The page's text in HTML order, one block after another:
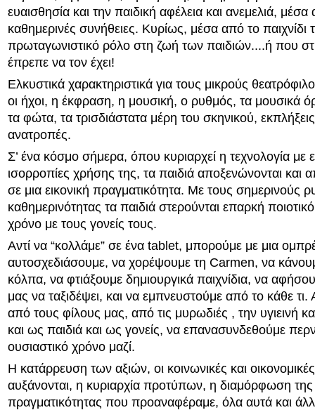
ευαισθησία και την παιδική αφέλεια και ανεμελιά,
καθημερινές συνήθειες. Κυρίως, μέσα από το παιχνίδι
πρωταγωνιστικό ρόλο στη ζωή των παιδιών....ή που
έπρεπε να τον έχει!
Ελκυστικά χαρακτηριστικά για τους μικρούς
οι ήχοι, η έκφραση, η μουσική, ο ρυθμός, τα μουσικά
τα φώτα, τα τρισδιάστατα μέρη του σκηνικού,
ανατροπές.
Σ’ ένα κόσμο σήμερα, όπου κυριαρχεί η τεχνολογία με
ισορροπίες χρήσης της, τα παιδιά αποξενώνονται και
σε μια εικονική πραγματικότητα. Με τους σημερινούς
καθημερινότητας τα παιδιά στερούνται επαρκή
χρόνο με τους γονείς τους.
Αντί να “κολλάμε” σε ένα tablet, μπορούμε με μια
αυτοσχεδιάσουμε, να χορέψουμε τη Carmen, να
κόλπα, να φτιάξουμε δημιουργικά παιχνίδια, να
μας να ταξιδέψει, και να εμπνευστούμε από το κάθε
από τους φίλους μας, από τις μυρωδιές , την υγιεινή
και ως παιδιά και ως γονείς, να επανασυνδεθούμε
ουσιαστικό χρόνο μαζί.
Η κατάρρευση των αξιών, οι κοινωνικές και
αυξάνονται, η κυριαρχία προτύπων, η διαμόρφωση της
πραγματικότητας που προαναφέραμε, όλα αυτά και